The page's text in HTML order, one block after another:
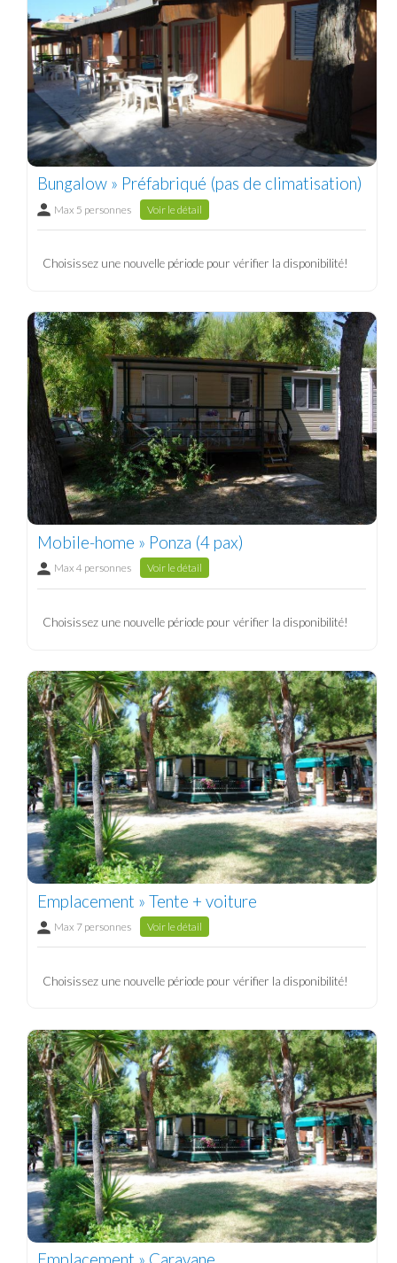
Bungalow » Préfabriqué (pas de climatisation)
Max 5 personnes Voir le détail
Choisissez une nouvelle période pour vérifier la disponibilité!
Mobile-home » Ponza (4 pax)
Max 4 personnes Voir le détail
Choisissez une nouvelle période pour vérifier la disponibilité!
Emplacement » Tente + voiture
Max 7 personnes Voir le détail
Choisissez une nouvelle période pour vérifier la disponibilité!